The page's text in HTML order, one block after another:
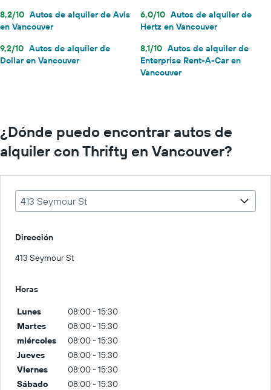
8,2/10 Autos de alquiler de Avis
en Vancouver
6,0/10 Autos de alquiler de
Hertz en Vancouver
9,2/10 Autos de alquiler de
Dollar en Vancouver
8,1/10 Autos de alquiler de
Enterprise Rent-A-Car en
Vancouver
¿Dónde puedo encontrar autos de
alquiler con Thrifty en Vancouver?
413 Seymour St
Dirección
413 Seymour St
Horas
Lunes
08:00 - 15:30
Martes
08:00 - 15:30
miércoles
08:00 - 15:30
Jueves
08:00 - 15:30
Viernes
08:00 - 15:30
Sábado
08:00 - 15:30